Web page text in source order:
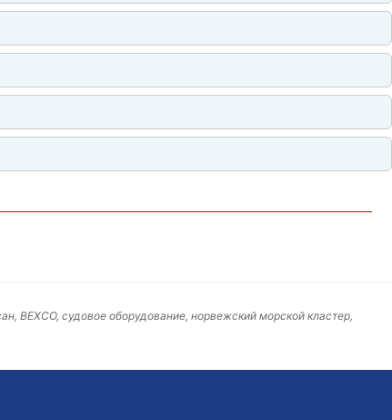
BEXCO, судовое оборудование, норвежский морской кластер,